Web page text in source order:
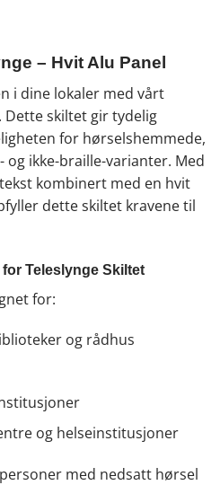
– Hvit Alu Panel
i dine lokaler med vårt
skiltet gir tydelig
for hørselshemmede,
og ikke-braille-varianter. Med
kombinert med en hvit
dette skiltet kravene til
Teleslynge Skiltet
for:
og rådhus
og helseinstitusjoner
med nedsatt hørsel